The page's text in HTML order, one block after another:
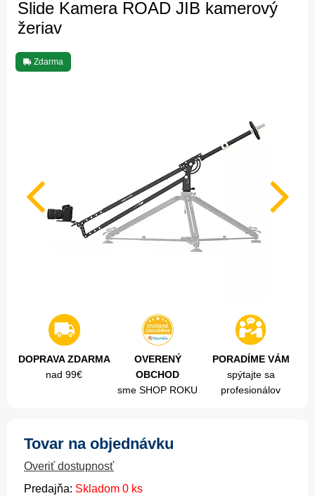
Slide Kamera ROAD JIB kamerový
žeriav
Zdarma
DOPRAVA ZDARMA
nad 99€
OVERENÝ
OBCHOD
sme SHOP ROKU
PORADÍME VÁM
spýtajte sa
profesionálov
Tovar na objednávku
Overiť dostupnosť
Predajňa: Skladom 0 ks